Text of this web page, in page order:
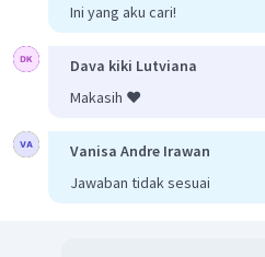
Ini yang aku cari!
Dava kiki Lutviana
Makasih ❤️
Vanisa Andre Irawan
Jawaban tidak sesuai